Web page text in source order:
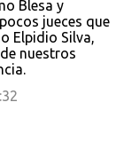
Blesa y
jueces que
Elpidio Silva,
nuestros